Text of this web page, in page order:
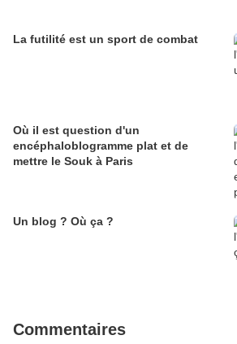
La futilité est un sport de combat
Où il est question d'un
encéphaloblogramme plat et de
mettre le Souk à Paris
Un blog ? Où ça ?
Commentaires